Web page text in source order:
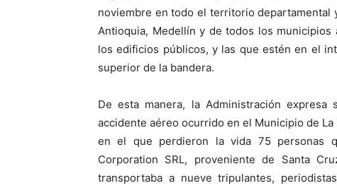
noviembre en todo el territorio departamental
Antioquia, Medellín y de todos los
los edificios públicos, y las que estén en el
superior de la bandera.
De esta manera, la Administración
accidente aéreo ocurrido en el Municipio de
en el que perdieron la vida 75 personas
Corporation SRL, proveniente de Santa
transportaba a nueve tripulantes,